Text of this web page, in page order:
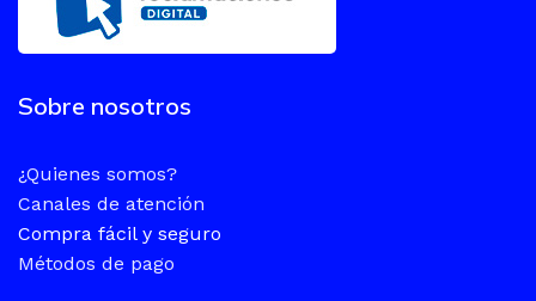
Sobre nosotros
¿Quienes somos?
Canales de atención
Compra fácil y seguro
Métodos de pago